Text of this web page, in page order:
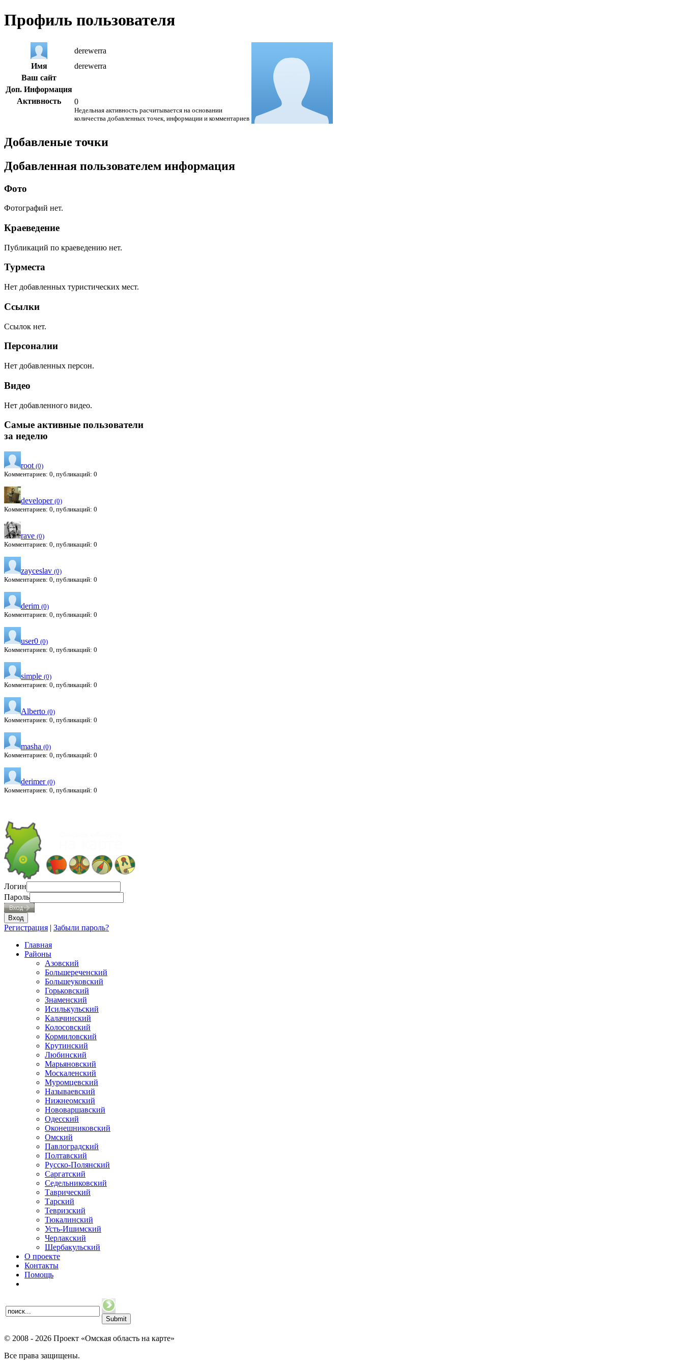
Профиль пользователя
derewerra
Имя
derewerra
Ваш сайт
Доп. Информация
Активность
0
Недельная активность расчитывается на основании
количества добавленных точек, информации и комментариев
Добавленые точки
Добавленная пользователем информация
Фото
Фотографий нет.
Краеведение
Публикаций по краеведению нет.
Турместа
Нет добавленных туристических мест.
Ссылки
Ссылок нет.
Персоналии
Нет добавленных персон.
Видео
Нет добавленного видео.
Самые активные пользователи
за неделю
root (0)
Комментариев: 0, публикаций: 0
developer (0)
Комментариев: 0, публикаций: 0
rave (0)
Комментариев: 0, публикаций: 0
zayceslav (0)
Комментариев: 0, публикаций: 0
derim (0)
Комментариев: 0, публикаций: 0
user0 (0)
Комментариев: 0, публикаций: 0
simple (0)
Комментариев: 0, публикаций: 0
Alberto (0)
Комментариев: 0, публикаций: 0
masha (0)
Комментариев: 0, публикаций: 0
derimer (0)
Комментариев: 0, публикаций: 0
Логин
Пароль
Регистрация | Забыли пароль?
Главная
Районы
Азовский
Большереченский
Большеуковский
Горьковский
Знаменский
Исилькульский
Калачинский
Колосовский
Кормиловский
Крутинский
Любинский
Марьяновский
Москаленский
Муромцевский
Называевский
Нижнеомский
Нововаршавский
Одесский
Оконешниковский
Омский
Павлоградский
Полтавский
Русско-Полянский
Саргатский
Седельниковский
Таврический
Тарский
Тевризский
Тюкалинский
Усть-Ишимский
Черлакский
Шербакульский
О проекте
Контакты
Помощь
© 2008 - 2026 Проект «Омская область на карте»
Все права защищены.